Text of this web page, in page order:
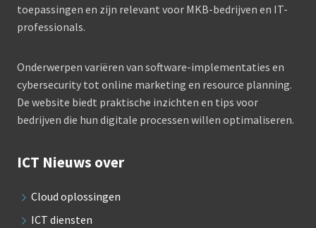
toepassingen en zijn relevant voor MKB-bedrijven en IT-
professionals.
Onderwerpen variëren van software-implementaties en
cybersecurity tot online marketing en resource planning.
De website biedt praktische inzichten en tips voor
bedrijven die hun digitale processen willen optimaliseren.
ICT Nieuws over
Cloud oplossingen
ICT diensten